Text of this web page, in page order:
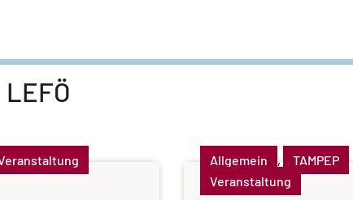
Allgemein ,
TAMPEP
Veranstaltung